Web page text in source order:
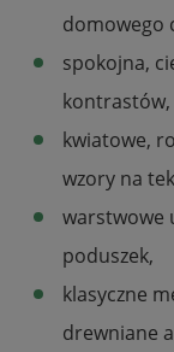
domowego
spokojna,
kontrastów,
kwiatowe,
wzory na
warstwowe
poduszek,
klasyczne
drewniane